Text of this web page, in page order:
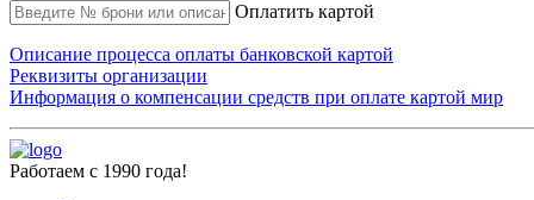
Оплатить картой
Описание процесса оплаты банковской картой
Реквизиты организации
Информация о компенсации средств при оплате картой мир
Работаем с 1990 года!